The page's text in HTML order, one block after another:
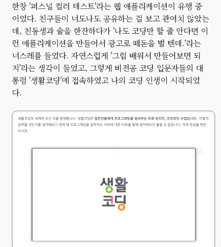
한창 '퍼스널 컬러 테스트'라는 웹 애플리케이션이 유행 중
이었다. 친구들이 너도나도 공유하는 걸 보고 관여치 않았는
데, 친동생과 술을 한잔하다가 '나도 코딩만 할 줄 안다면 이
런 애플리케이션을 만들어서 광고로 떼돈을 벌 텐데.'라는
너스레를 들었다. 자연스럽게 '그럼 배워서 만들어보면 되
지'라는 생각이 들었고, 그렇게 비전공 코딩 입문자들의 대
통령 '생활코딩'에 접속하였고 나의 코딩 인생이 시작되었
다.